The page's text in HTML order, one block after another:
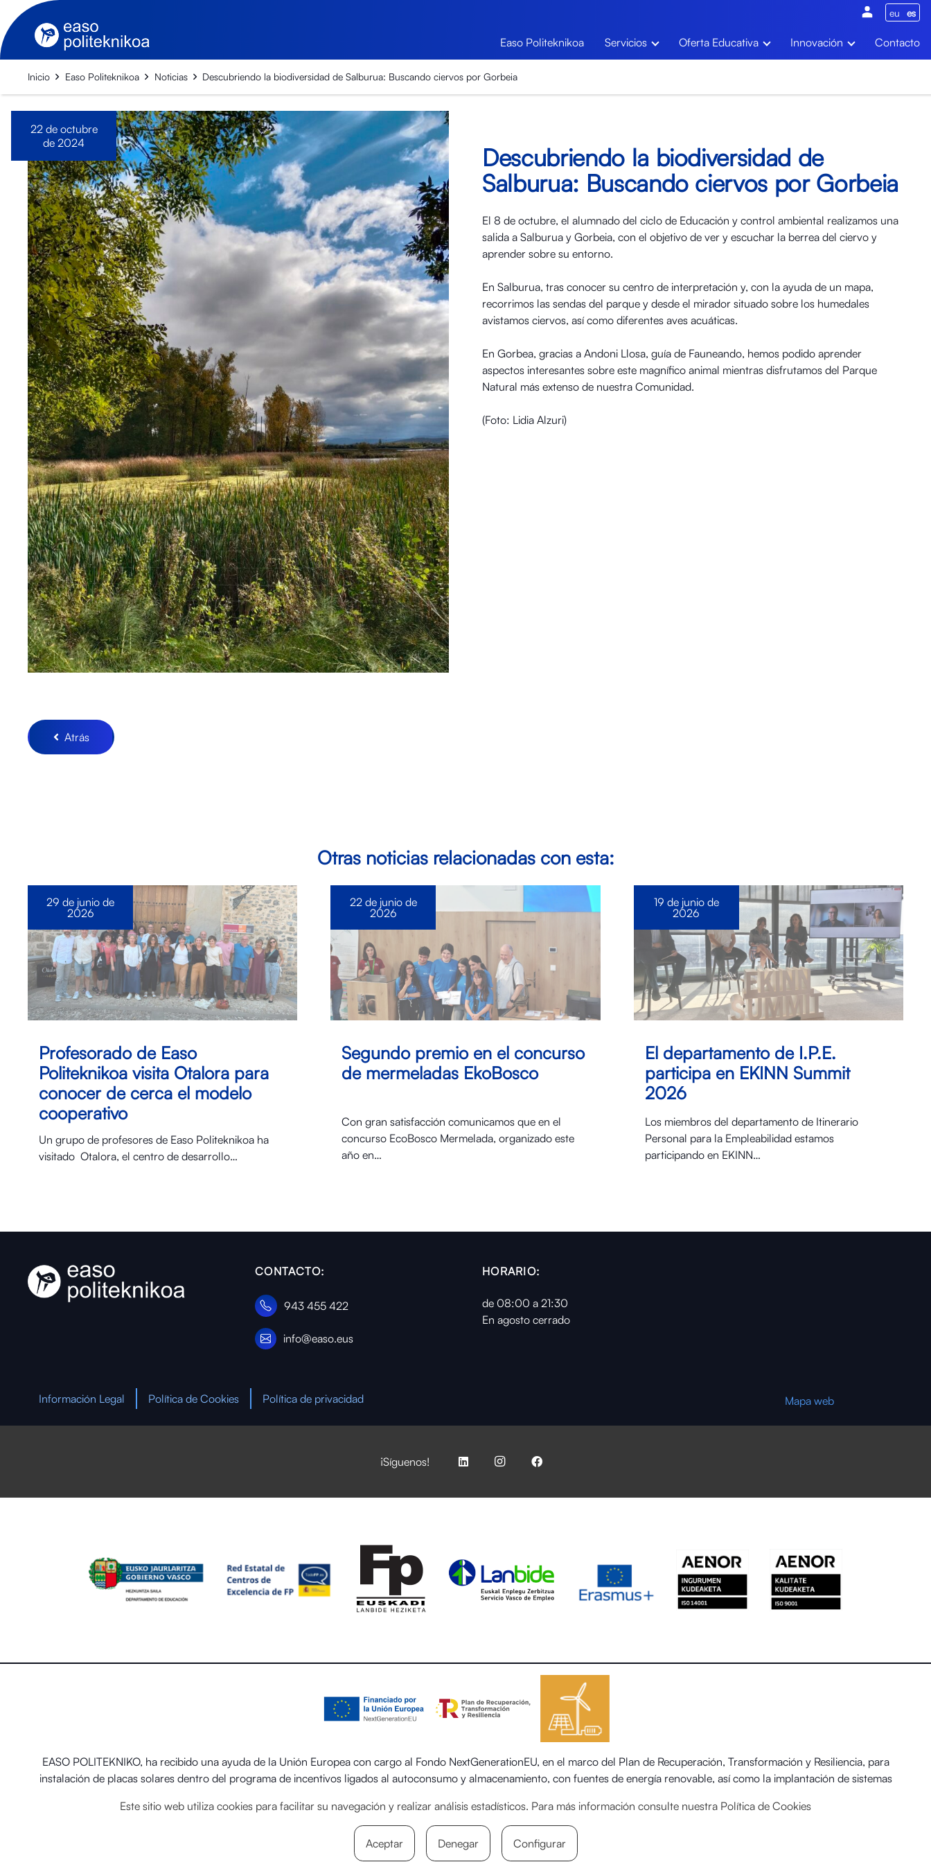
eu es
Easo Politeknikoa Servicios Oferta Educativa Innovación Contacto
Inicio Easo Politeknikoa Noticias Descubriendo la biodiversidad de Salburua: Buscando ciervos por Gorbeia
22 de octubre
de 2024
Descubriendo la biodiversidad de
Salburua: Buscando ciervos por Gorbeia
El 8 de octubre, el alumnado del ciclo de Educación y control ambiental realizamos una
salida a Salburua y Gorbeia, con el objetivo de ver y escuchar la berrea del ciervo y
aprender sobre su entorno.
En Salburua, tras conocer su centro de interpretación y, con la ayuda de un mapa,
recorrimos las sendas del parque y desde el mirador situado sobre los humedales
avistamos ciervos, así como diferentes aves acuáticas.
En Gorbea, gracias a Andoni Llosa, guía de Fauneando, hemos podido aprender
aspectos interesantes sobre este magnífico animal mientras disfrutamos del Parque
Natural más extenso de nuestra Comunidad.
(Foto: Lidia Alzuri)
Atrás
Otras noticias relacionadas con esta:
Profesorado de Easo
Politeknikoa visita Otalora para
conocer de cerca el modelo
cooperativo
Un grupo de profesores de Easo Politeknikoa ha
visitado Otalora⁠, el centro de desarrollo…
29 de junio de
2026
Segundo premio en el concurso
de mermeladas EkoBosco
Con gran satisfacción comunicamos que en el
concurso EcoBosco Mermelada, organizado este
año en…
22 de junio de
2026
El departamento de I.P.E.
participa en EKINN Summit
2026
Los miembros del departamento de Itinerario
Personal para la Empleabilidad estamos
participando en EKINN…
19 de junio de
2026
CONTACTO:
943 455 422
info@easo.eus
HORARIO:
de 08:00 a 21:30
En agosto cerrado
Información Legal Política de Cookies Política de privacidad Mapa web
¡Síguenos!
EASO POLITEKNIKO, ha recibido una ayuda de la Unión Europea con cargo al Fondo NextGenerationEU, en el marco del Plan de Recuperación, Transformación y Resiliencia, para
instalación de placas solares dentro del programa de incentivos ligados al autoconsumo y almacenamiento, con fuentes de energía renovable, así como la implantación de sistemas
Este sitio web utiliza cookies para facilitar su navegación y realizar análisis estadísticos. Para más información consulte nuestra Política de Cookies
Aceptar Denegar Configurar